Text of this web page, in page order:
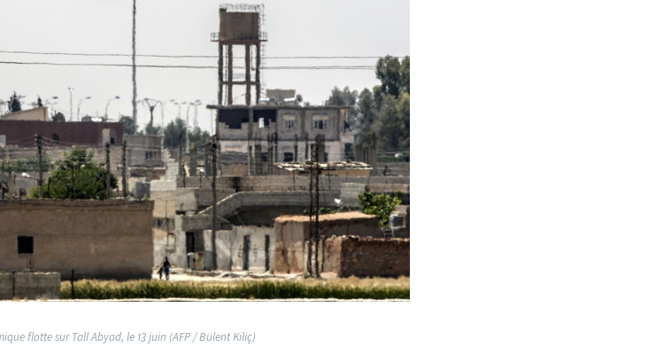
flotte sur Tall Abyad, le 13 juin (AFP / Bülent Kiliç)